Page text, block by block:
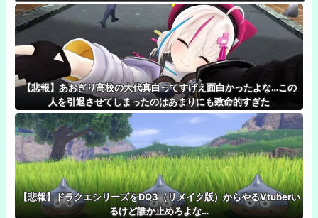
【悲報】あおぎり高校の大代真白ってすげえ面白かったよな…この
人を引退させてしまったのはあまりにも致命的すぎた
【悲報】ドラクエシリーズをDQ3（リメイク版）からやるVtuberい
るけど誰か止めろよな…